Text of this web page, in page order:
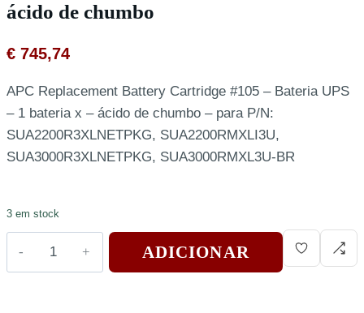
ácido de chumbo
€ 745,74
APC Replacement Battery Cartridge #105 – Bateria UPS
– 1 bateria x – ácido de chumbo – para P/N:
SUA2200R3XLNETPKG, SUA2200RMXLI3U,
SUA3000R3XLNETPKG, SUA3000RMXL3U-BR
3 em stock
ADICIONAR